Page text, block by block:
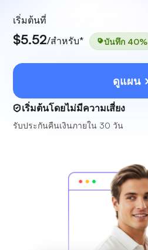
เริ่มต้นที่
$5.52/สำหรับ* บันทึก 40%
ดูแผน
เริ่มต้นโดยไม่มีความเสี่ยง
รับประกันคืนเงินภายใน 30 วัน